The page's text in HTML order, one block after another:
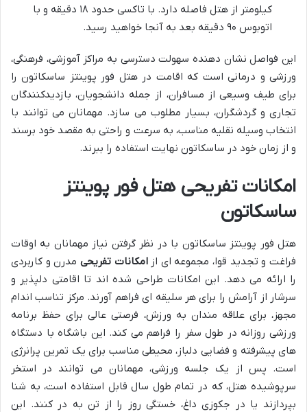
کیلومتر از هتل فاصله دارد. با تاکسی حدود ۱۸ دقیقه و با
اتوبوس ۹۰ دقیقه بعد به آنجا خواهید رسید.
این فواصل نشان دهنده سهولت دسترسی به مراکز آموزشی، فرهنگی،
ورزشی و درمانی است که اقامت در هتل فور پوینتز ساسکاتون را
برای طیف وسیعی از مسافران، از جمله دانشجویان، بازدیدکنندگان
تجاری و گردشگران، بسیار مطلوب می سازد. مهمانان می توانند با
انتخاب وسیله نقلیه مناسب، به سرعت و راحتی به مقصد خود برسند
و از زمان خود در ساسکاتون نهایت استفاده را ببرند.
امکانات تفریحی هتل فور پوینتز
ساسکاتون
هتل فور پوینتز ساسکاتون با در نظر گرفتن نیاز مهمانان به اوقات
فراغت و تجدید قوا، مجموعه ای ازامکانات تفریحی مدرن و کاربردی
را ارائه می دهد. این امکانات طراحی شده اند تا اقامتی دلپذیر و
سرشار از آرامش را برای هر سلیقه ای فراهم آورند. مرکز تناسب اندام
مجهز، برای علاقه مندان به ورزش، فرصتی عالی برای حفظ برنامه
ورزشی روزانه در طول سفر را فراهم می کند. این باشگاه با دستگاه
های پیشرفته و فضایی دلباز، محیطی مناسب برای یک تمرین پرانرژی
است. پس از یک جلسه ورزشی، مهمانان می توانند در استخر
سرپوشیده هتل، که در تمام طول سال قابل استفاده است، به شنا
بپردازند یا در جکوزی داغ، خستگی روز را از تن به در کنند. این